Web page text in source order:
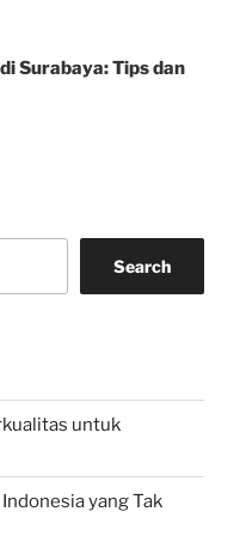
Surabaya: Tips dan
Search
untuk
yang Tak